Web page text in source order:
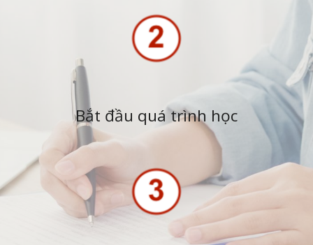
Bắt đầu quá trình học